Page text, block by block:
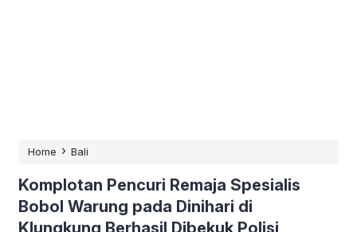
Home › Bali
Komplotan Pencuri Remaja Spesialis
Bobol Warung pada Dinihari di